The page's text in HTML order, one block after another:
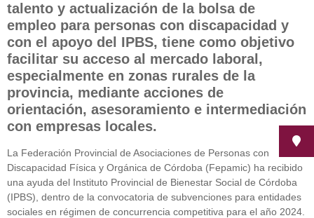
talento y actualización de la bolsa de
empleo para personas con discapacidad y
con el apoyo del IPBS, tiene como objetivo
facilitar su acceso al mercado laboral,
especialmente en zonas rurales de la
provincia, mediante acciones de
orientación, asesoramiento e intermediación
con empresas locales.
La Federación Provincial de Asociaciones de Personas con
Discapacidad Física y Orgánica de Córdoba (Fepamic) ha recibido
una ayuda del Instituto Provincial de Bienestar Social de Córdoba
(IPBS), dentro de la convocatoria de subvenciones para entidades
sociales en régimen de concurrencia competitiva para el año 2024.